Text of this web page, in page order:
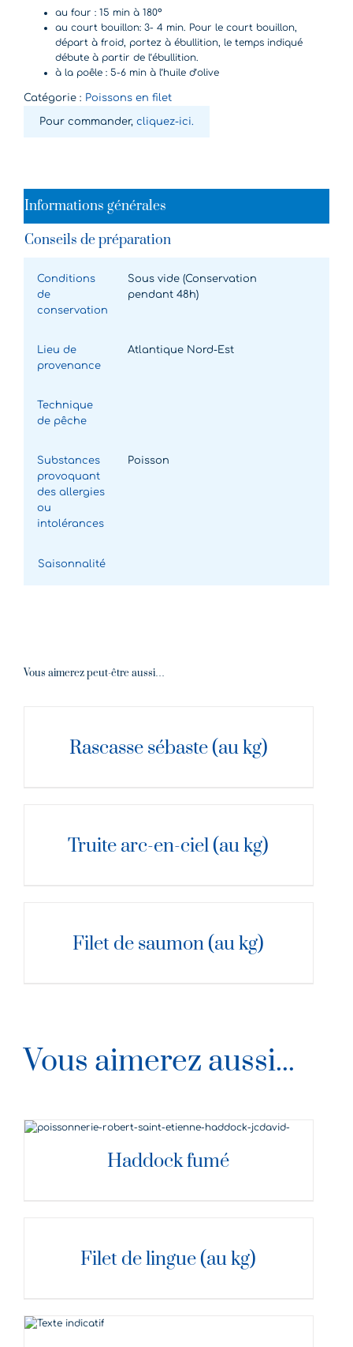
au four : 15 min à 180°
au court bouillon: 3- 4 min. Pour le court bouillon,
départ à froid, portez à ébullition, le temps indiqué
débute à partir de l’ébullition.
à la poêle : 5-6 min à l’huile d’olive
Catégorie : Poissons en filet
Pour commander, cliquez-ici.
Informations générales
Conseils de préparation
Conditions
de
conservation
Sous vide (Conservation
pendant 48h)
Lieu de
provenance
Atlantique Nord-Est
Technique
de pêche
Substances
provoquant
des allergies
ou
intolérances
Poisson
Saisonnalité
Vous aimerez peut-être aussi…
Rascasse sébaste (au kg)
Truite arc-en-ciel (au kg)
Filet de saumon (au kg)
Vous aimerez aussi...
DÉTAILS
Haddock fumé
Filet de lingue (au kg)
DÉTAILS